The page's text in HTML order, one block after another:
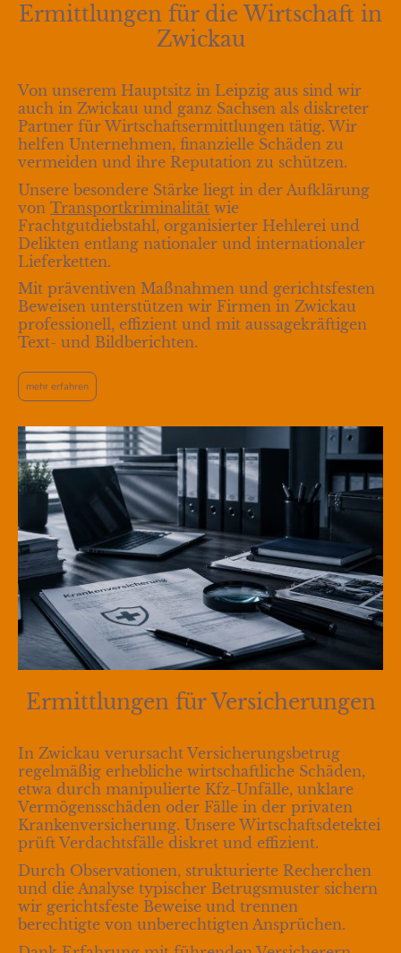
Ermittlungen für die Wirtschaft in
Zwickau
Von unserem Hauptsitz in Leipzig aus sind wir
auch in Zwickau und ganz Sachsen als diskreter
Partner für Wirtschaftsermittlungen tätig. Wir
helfen Unternehmen, finanzielle Schäden zu
vermeiden und ihre Reputation zu schützen.
Unsere besondere Stärke liegt in der Aufklärung
von Transportkriminalität wie
Frachtgutdiebstahl, organisierter Hehlerei und
Delikten entlang nationaler und internationaler
Lieferketten.
Mit präventiven Maßnahmen und gerichtsfesten
Beweisen unterstützen wir Firmen in Zwickau
professionell, effizient und mit aussagekräftigen
Text- und Bildberichten.
mehr erfahren
Ermittlungen für Versicherungen
In Zwickau verursacht Versicherungsbetrug
regelmäßig erhebliche wirtschaftliche Schäden,
etwa durch manipulierte Kfz-Unfälle, unklare
Vermögensschäden oder Fälle in der privaten
Krankenversicherung. Unsere Wirtschaftsdetektei
prüft Verdachtsfälle diskret und effizient.
Durch Observationen, strukturierte Recherchen
und die Analyse typischer Betrugsmuster sichern
wir gerichtsfeste Beweise und trennen
berechtigte von unberechtigten Ansprüchen.